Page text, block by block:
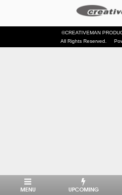
©CREATIVEMAN
All Rights Reserved.
MENU UPCOMING